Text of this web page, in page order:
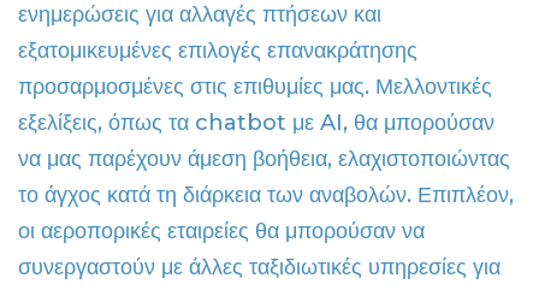
ενημερώσεις για αλλαγές πτήσεων και
εξατομικευμένες επιλογές επανακράτησης
προσαρμοσμένες στις επιθυμίες μας. Μελλοντικές
εξελίξεις, όπως τα chatbot με AI, θα μπορούσαν
να μας παρέχουν άμεση βοήθεια, ελαχιστοποιώντας
το άγχος κατά τη διάρκεια των αναβολών. Επιπλέον,
οι αεροπορικές εταιρείες θα μπορούσαν να
συνεργαστούν με άλλες ταξιδιωτικές υπηρεσίες για